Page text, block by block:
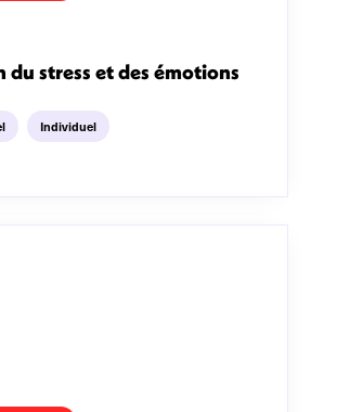
du stress et des émotions
Individuel